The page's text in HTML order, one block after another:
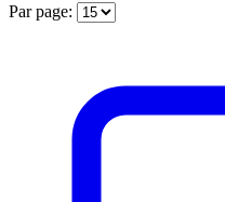
Par page: